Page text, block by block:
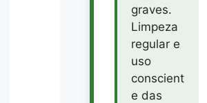
graves.
Limpeza
regular e
uso
conscient
e das